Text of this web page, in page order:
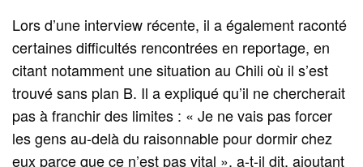
Lors d’une interview récente, il a également raconté
certaines difficultés rencontrées en reportage, en
citant notamment une situation au Chili où il s’est
trouvé sans plan B. Il a expliqué qu’il ne chercherait
pas à franchir des limites : « Je ne vais pas forcer
les gens au-delà du raisonnable pour dormir chez
eux parce que ce n’est pas vital », a-t-il dit, ajoutant